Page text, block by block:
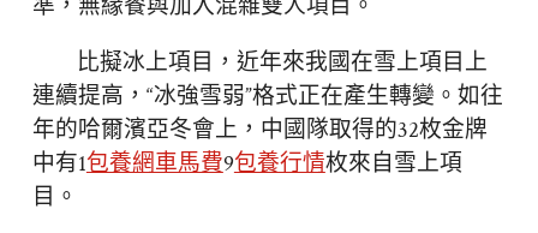
準，無緣餐與加入混雜雙人項目。
比擬冰上項目，近年來我國在雪上項目上
連續提高，“冰強雪弱”格式正在產生轉變。如往
年的哈爾濱亞冬會上，中國隊取得的32枚金牌
中有1包養網車馬費9包養行情枚來自雪上項
目。